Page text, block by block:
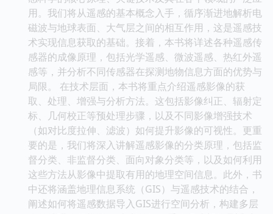
用。我们将从遥感的基本概念入手，循序渐进地解析电
磁波与地球表面、大气层之间的相互作用，这是遥感技
术实现信息获取的基础。接着，本书将详述各种遥感传
感器的成像原理，包括光学遥感、微波遥感、热红外遥
感等，并分析不同传感器在探测地物信息方面的优势与
局限。 在技术层面，本书将重点介绍遥感影像的获
取、处理、增强与分析方法。这包括影像纠正、辐射定
标、几何校正等预处理步骤，以及不同影像增强技术
（如对比度拉伸、滤波）如何提升影像的可视性。更重
要的是，我们将深入讲解遥感影像的分类原理，包括监
督分类、非监督分类、面向对象分类等，以及如何利用
这些方法从影像中提取有用的地理空间信息。此外，书
中还将涵盖地理信息系统（GIS）与遥感技术的结合，
阐述如何将遥感数据导入GIS进行空间分析，构建多层